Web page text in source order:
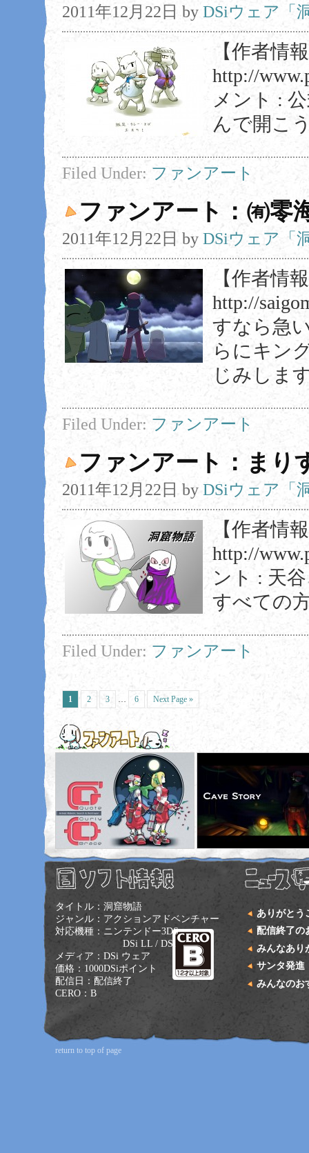
2011年12月22日 by DSiウェア「
【作者情
http://
メント :
んで開こ
Filed Under: ファンアート
ファンアート：㈲
2011年12月22日 by DSiウェア「
【作者情
http://
すなら急
らにキン
じみしま
Filed Under: ファンアート
ファンアート：ま
2011年12月22日 by DSiウェア「
【作者情
http://
ント : 天
すべての
Filed Under: ファンアート
1 2 3 … 6 Next Page »
タイトル：洞窟物語
ジャンル：アクションアドベンチャー
対応機種：ニンテンドー3DS
DSi LL / DSi
メディア：DSi ウェア
価格：1000DSiポイント
配信日：配信終了
CERO：B
ありがとう
配信終了の
みんなあり
サンタ発進
みんなのお
return to top of page